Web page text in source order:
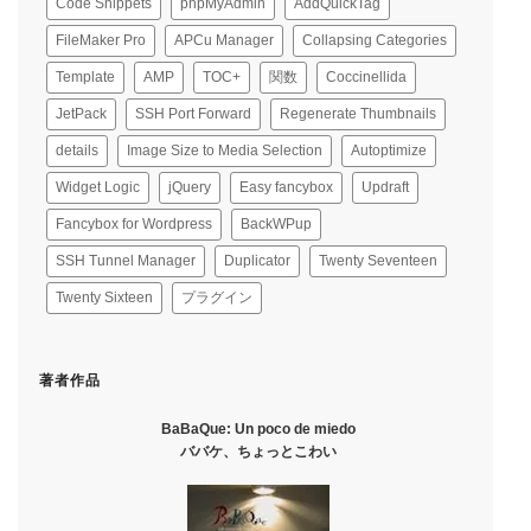
FileMaker Pro APCu Manager Collapsing Categories
Template AMP TOC+ 関数 Coccinellida
JetPack SSH Port Forward Regenerate Thumbnails
details Image Size to Media Selection Autoptimize
Widget Logic jQuery Easy fancybox Updraft
Fancybox for Wordpress BackWPup
SSH Tunnel Manager Duplicator Twenty Seventeen
Twenty Sixteen プラグイン
著者作品
BaBaQue: Un poco de miedo
ババケ、ちょっとこわい